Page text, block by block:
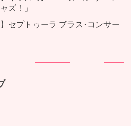
ズ！」
セプトゥーラ ブラス･コンサー